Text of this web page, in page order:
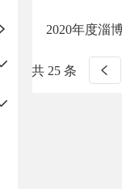
2020年度淄
共 25 条